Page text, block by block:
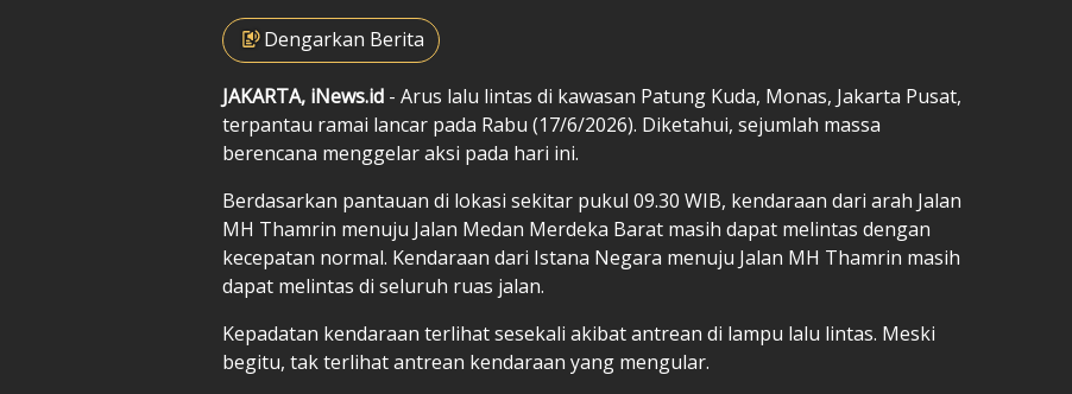
Dengarkan Berita
JAKARTA, iNews.id - Arus lalu lintas di kawasan Patung Kuda, Monas, Jakarta Pusat,
terpantau ramai lancar pada Rabu (17/6/2026). Diketahui, sejumlah massa
berencana menggelar aksi pada hari ini.
Berdasarkan pantauan di lokasi sekitar pukul 09.30 WIB, kendaraan dari arah Jalan
MH Thamrin menuju Jalan Medan Merdeka Barat masih dapat melintas dengan
kecepatan normal. Kendaraan dari Istana Negara menuju Jalan MH Thamrin masih
dapat melintas di seluruh ruas jalan.
Kepadatan kendaraan terlihat sesekali akibat antrean di lampu lalu lintas. Meski
begitu, tak terlihat antrean kendaraan yang mengular.